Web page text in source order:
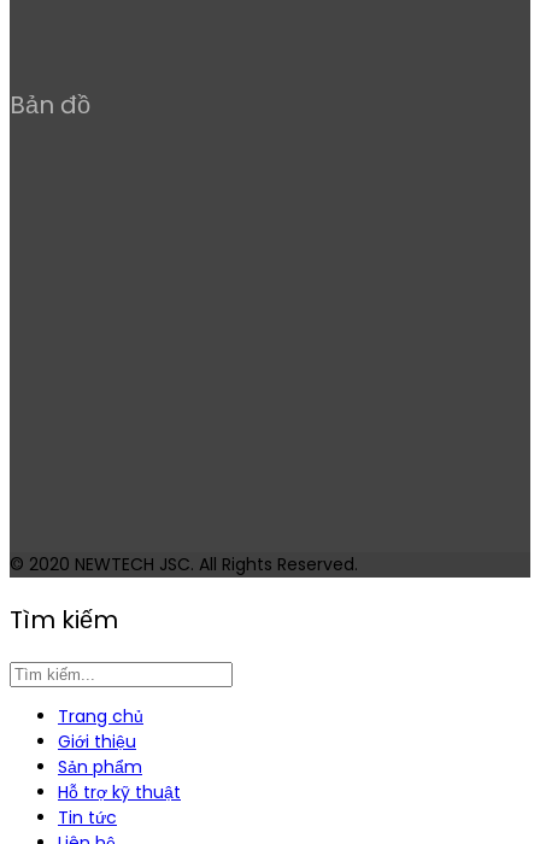
Bản đồ
© 2020 NEWTECH JSC. All Rights Reserved.
Tìm kiếm
Trang chủ
Giới thiệu
Sản phẩm
Hỗ trợ kỹ thuật
Tin tức